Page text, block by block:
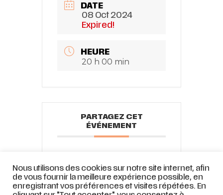
DATE
08 Oct 2024
Expired!
HEURE
20 h 00 min
PARTAGEZ CET
ÉVÉNEMENT
Nous utilisons des cookies sur notre site internet, afin
de vous fournir la meilleure expérience possible, en
enregistrant vos préférences et visites répétées. En